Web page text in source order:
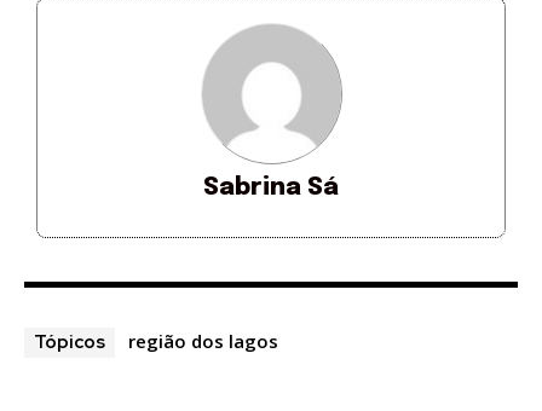
Sabrina Sá
Tópicos região dos lagos